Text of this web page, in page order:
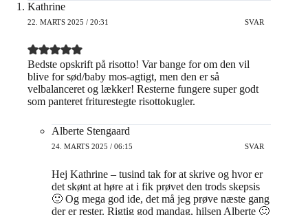
Kathrine
22. MARTS 2025 / 20:31 SVAR
Bedste opskrift på risotto! Var bange for om den vil
blive for sød/baby mos-agtigt, men den er så
velbalanceret og lækker! Resterne fungere super godt
som panteret friturestegte risottokugler.
Alberte Stengaard
24. MARTS 2025 / 06:15 SVAR
Hej Kathrine – tusind tak for at skrive og hvor er
det skønt at høre at i fik prøvet den trods skepsis
🙂 Og mega god ide, det må jeg prøve næste gang
der er rester. Rigtig god mandag, hilsen Alberte 🙂